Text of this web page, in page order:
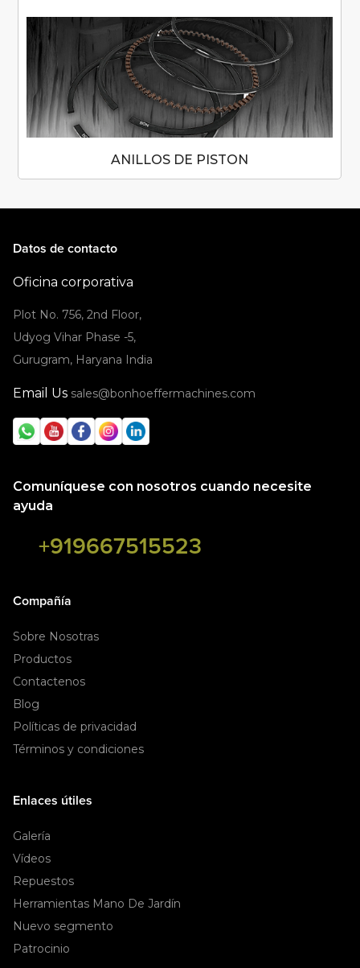
ANILLOS DE PISTON
Datos de contacto
Oficina corporativa
Plot No. 756, 2nd Floor,
Udyog Vihar Phase -5,
Gurugram, Haryana India
Email Us sales@bonhoeffermachines.com
Comuníquese con nosotros cuando necesite
ayuda
+919667515523
Compañía
Sobre Nosotras
Productos
Contactenos
Blog
Políticas de privacidad
Términos y condiciones
Enlaces útiles
Galería
Vídeos
Repuestos
Herramientas Mano De Jardín
Nuevo segmento
Patrocinio